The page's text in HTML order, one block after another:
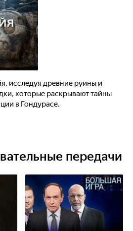
исследуя древние руины и
которые раскрывают тайны
в Гондурасе.
передачи